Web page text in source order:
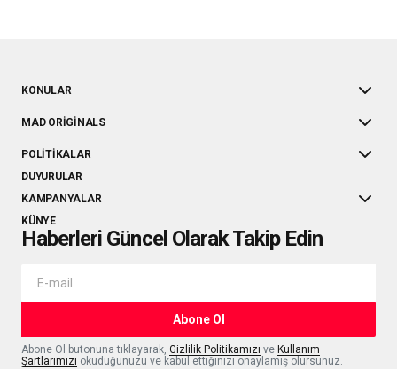
KONULAR
MAD ORIGINALS
POLITIKALAR
DUYURULAR
KAMPANYALAR
KÜNYE
Haberleri Güncel Olarak Takip Edin
Abone Ol
Abone Ol butonuna tıklayarak, Gizlilik Politikamızı ve Kullanım
Şartlarımızı okuduğunuzu ve kabul ettiğinizi onaylamış olursunuz.